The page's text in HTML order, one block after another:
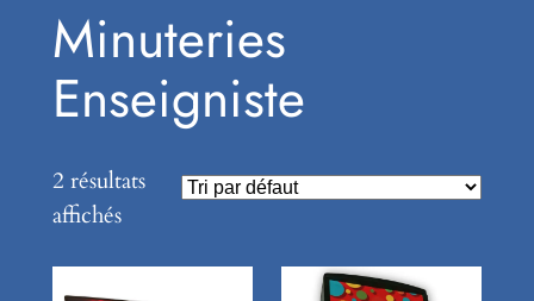
Minuteries
Enseigniste
2 résultats
affichés